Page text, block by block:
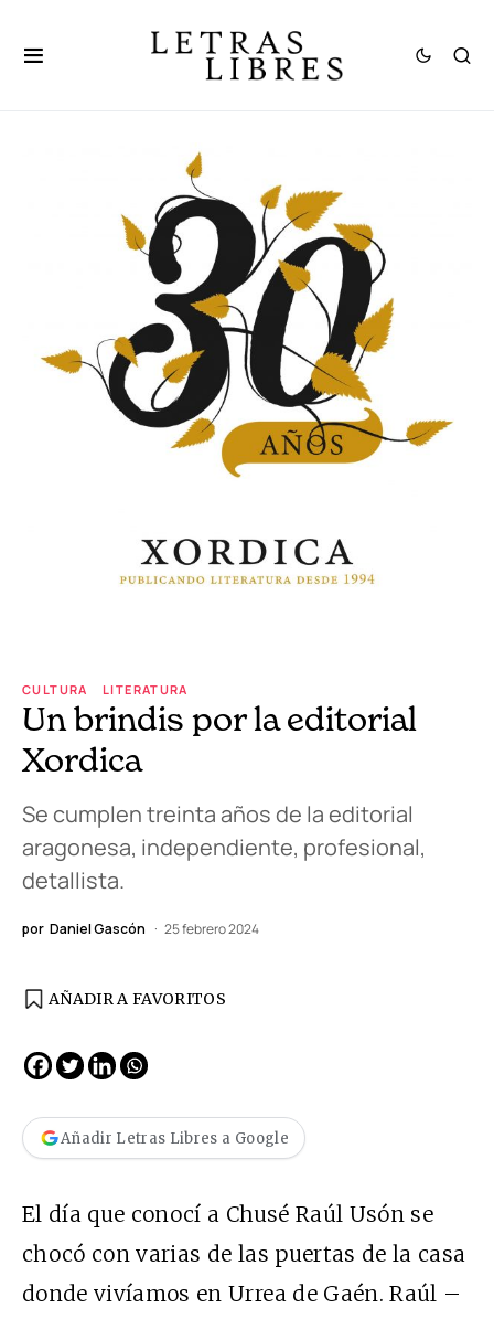
CULTURA LITERATURA
Un brindis por la editorial
Xordica
Se cumplen treinta años de la editorial
aragonesa, independiente, profesional,
detallista.
por Daniel Gascón 25 febrero 2024
AÑADIR A FAVORITOS
Añadir Letras Libres a Google
El día que conocí a Chusé Raúl Usón se
chocó con varias de las puertas de la casa
donde vivíamos en Urrea de Gaén. Raúl –